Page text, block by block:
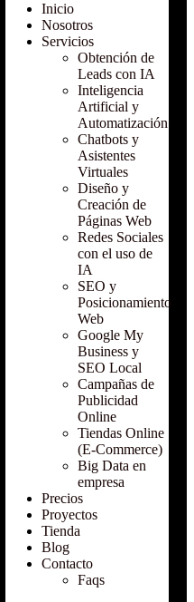
Inicio
Nosotros
Servicios
Obtención de
Leads con IA
Inteligencia
Artificial y
Automatización
Chatbots y
Asistentes
Virtuales
Diseño y
Creación de
Páginas Web
Redes Sociales
con el uso de
IA
SEO y
Posicionamiento
Web
Google My
Business y
SEO Local
Campañas de
Publicidad
Online
Tiendas Online
(E-Commerce)
Big Data en
empresa
Precios
Proyectos
Tienda
Blog
Contacto
Faqs